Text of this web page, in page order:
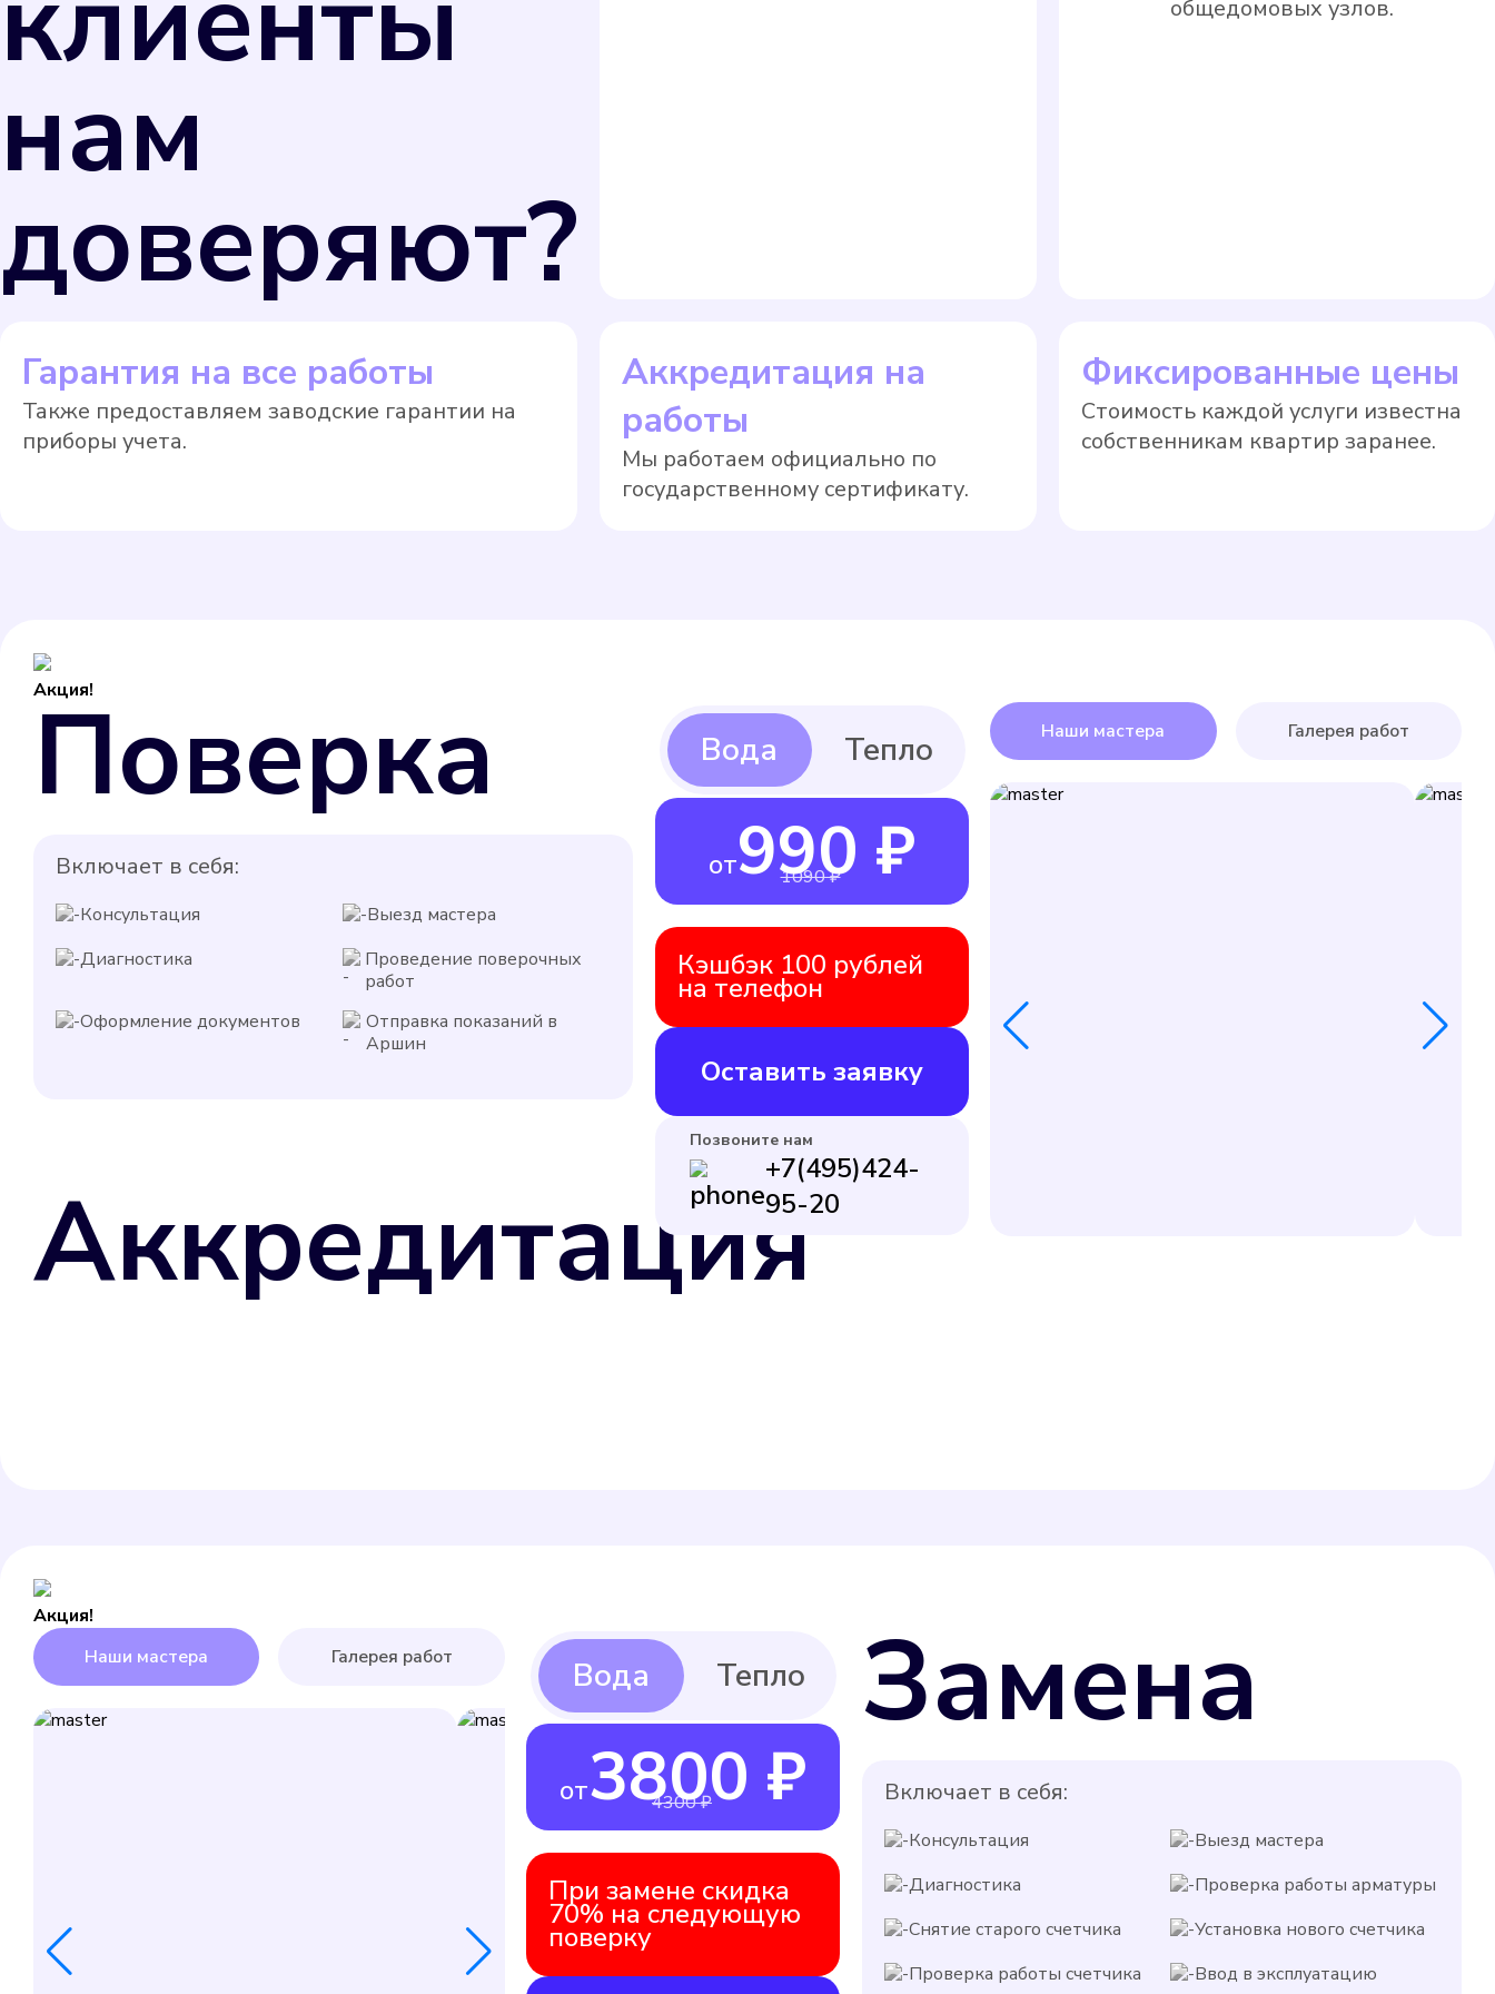
нам
доверяют?
общедомовых узлов.
Гарантия на все работы
Также предоставляем заводские гарантии на
приборы учета.
Аккредитация на
работы
Мы работаем официально по
государственному сертификату.
Фиксированные цены
Стоимость каждой услуги известна
собственникам квартир заранее.
Акция!
Поверка
Включает в себя:
Консультация
Выезд мастера
Диагностика
Проведение поверочных
работ
Оформление документов
Отправка показаний в
Аршин
Аккредитация
от990 ₽
1090 ₽
Кэшбэк 100 рублей
на телефон
Оставить заявку
Позвоните нам
+7(495)424-
95-20
Наши мастера Галерея работ
Акция! Замена
Включает в себя:
Консультация
Выезд мастера
Диагностика
Проверка работы арматуры
Снятие старого счетчика
Установка нового счетчика
Проверка работы счетчика
Ввод в эксплуатацию
от3800 ₽
4300 ₽
При замене скидка
70% на следующую
поверку
Наши мастера Галерея работ